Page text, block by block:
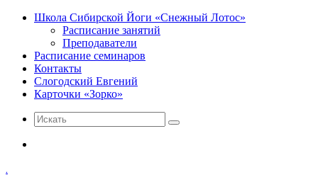
Школа Сибирской Йоги «Снежный Лотос»
Расписание занятий
Преподаватели
Расписание семинаров
Контакты
Слогодский Евгений
Карточки «Зорко»
Искать
.